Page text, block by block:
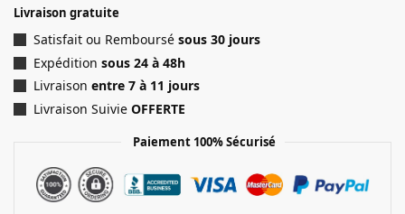
Livraison gratuite
Satisfait ou Remboursé sous 30 jours
Expédition sous 24 à 48h
Livraison entre 7 à 11 jours
Livraison Suivie OFFERTE
Paiement 100% Sécurisé